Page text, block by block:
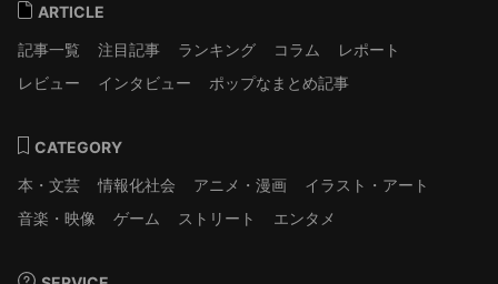
ARTICLE
記事一覧
注目記事 ランキング コラム
レポート
レビュー
インタビュー ポップなまとめ記事
CATEGORY
本・文芸
情報化社会 アニメ・漫画
イラスト・アート
音楽・映像
ゲーム ストリート エンタメ